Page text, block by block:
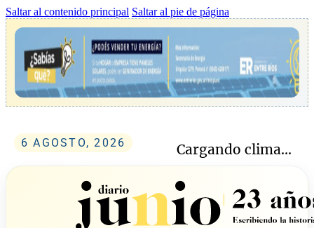
Saltar al contenido principal Saltar al pie de página
6 AGOSTO, 2026 Cargando clima...